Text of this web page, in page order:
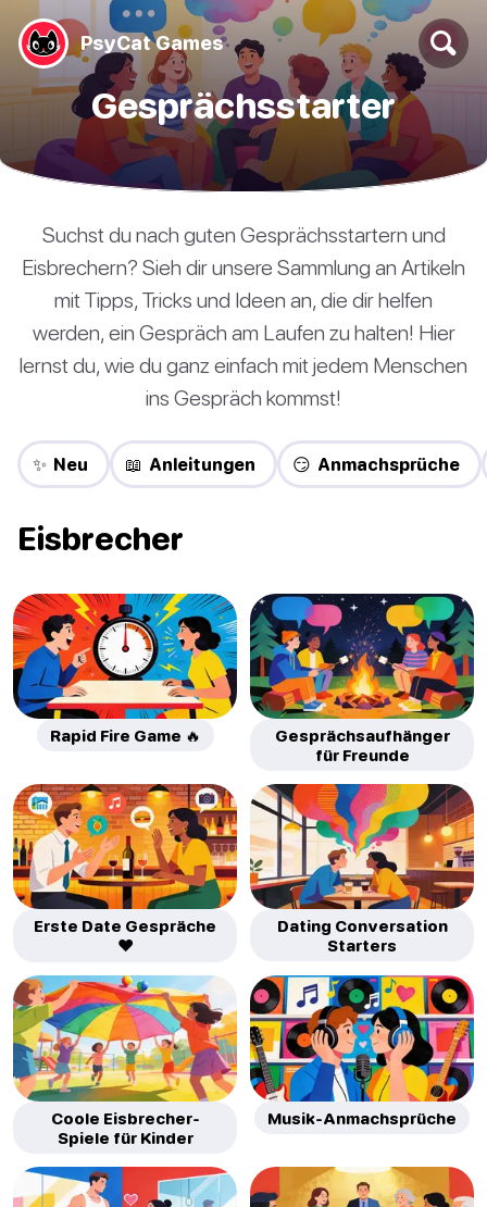
PsyCat Games
Gesprächsstarter
Suchst du nach guten Gesprächsstartern und
Eisbrechern? Sieh dir unsere Sammlung an Artikeln
mit Tipps, Tricks und Ideen an, die dir helfen
werden, ein Gespräch am Laufen zu halten! Hier
lernst du, wie du ganz einfach mit jedem Menschen
ins Gespräch kommst!
✨ Neu 📖 Anleitungen 😏 Anmachsprüche
Eisbrecher
Rapid Fire Game 🔥
Gesprächsaufhänger
für Freunde
Erste Date Gespräche
❤️
Dating Conversation
Starters
Coole Eisbrecher-
Spiele für Kinder
Musik-Anmachsprüche